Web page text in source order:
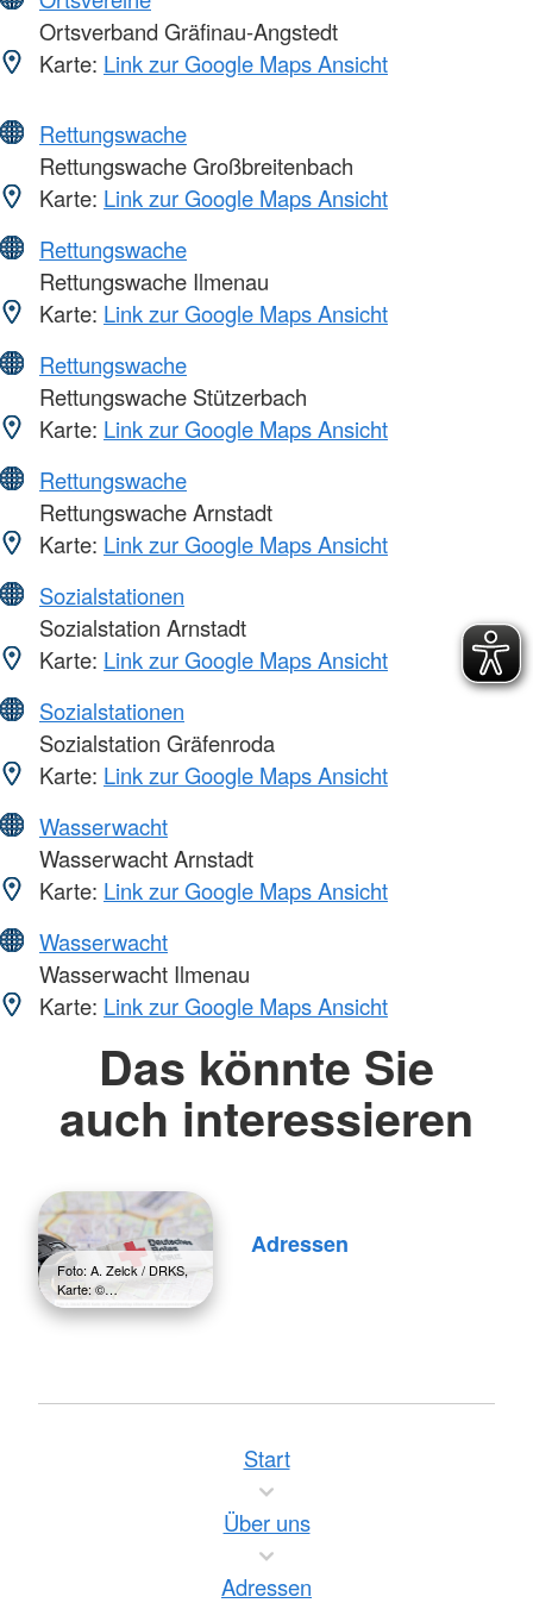
Ortsverband Gräfinau-Angstedt
Karte: Link zur Google Maps Ansicht
Rettungswache
Rettungswache Großbreitenbach
Karte: Link zur Google Maps Ansicht
Rettungswache
Rettungswache Ilmenau
Karte: Link zur Google Maps Ansicht
Rettungswache
Rettungswache Stützerbach
Karte: Link zur Google Maps Ansicht
Rettungswache
Rettungswache Arnstadt
Karte: Link zur Google Maps Ansicht
Sozialstationen
Sozialstation Arnstadt
Karte: Link zur Google Maps Ansicht
Sozialstationen
Sozialstation Gräfenroda
Karte: Link zur Google Maps Ansicht
Wasserwacht
Wasserwacht Arnstadt
Karte: Link zur Google Maps Ansicht
Wasserwacht
Wasserwacht Ilmenau
Karte: Link zur Google Maps Ansicht
Das könnte Sie
auch interessieren
Foto: A. Zelck / DRKS,
Karte: ©…
Adressen
Start
Über uns
Adressen